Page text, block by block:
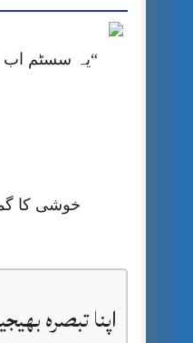
“یہ سسٹم اب
خوشی کا
اپنا تبصرہ